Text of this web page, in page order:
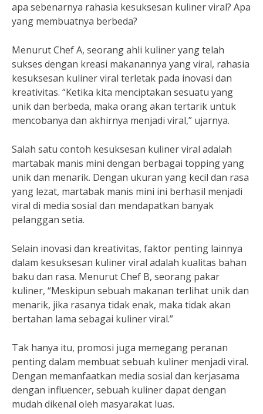
apa sebenarnya rahasia kesuksesan kuliner viral? Apa
yang membuatnya berbeda?
Menurut Chef A, seorang ahli kuliner yang telah
sukses dengan kreasi makanannya yang viral, rahasia
kesuksesan kuliner viral terletak pada inovasi dan
kreativitas. “Ketika kita menciptakan sesuatu yang
unik dan berbeda, maka orang akan tertarik untuk
mencobanya dan akhirnya menjadi viral,” ujarnya.
Salah satu contoh kesuksesan kuliner viral adalah
martabak manis mini dengan berbagai topping yang
unik dan menarik. Dengan ukuran yang kecil dan rasa
yang lezat, martabak manis mini ini berhasil menjadi
viral di media sosial dan mendapatkan banyak
pelanggan setia.
Selain inovasi dan kreativitas, faktor penting lainnya
dalam kesuksesan kuliner viral adalah kualitas bahan
baku dan rasa. Menurut Chef B, seorang pakar
kuliner, “Meskipun sebuah makanan terlihat unik dan
menarik, jika rasanya tidak enak, maka tidak akan
bertahan lama sebagai kuliner viral.”
Tak hanya itu, promosi juga memegang peranan
penting dalam membuat sebuah kuliner menjadi viral.
Dengan memanfaatkan media sosial dan kerjasama
dengan influencer, sebuah kuliner dapat dengan
mudah dikenal oleh masyarakat luas.